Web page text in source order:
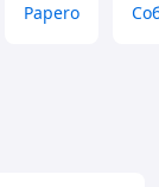
Papero